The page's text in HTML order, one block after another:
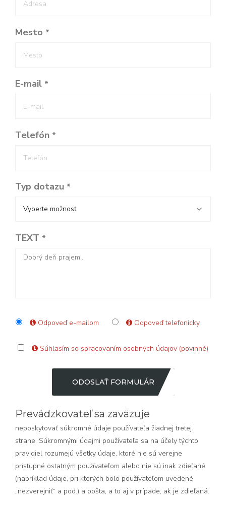
Mesto *
E-mail *
Telefón *
Typ dotazu *
TEXT *
Odpoveď e-mailom Odpoveď telefonicky
Súhlasím so spracovaním osobných údajov (povinné)
ODOSLAŤ FORMULÁR
Prevádzkovateľ sa zaväzuje
neposkytovať súkromné údaje používateľa žiadnej tretej
strane. Súkromnými údajmi používateľa sa na účely týchto
pravidiel rozumejú všetky údaje, ktoré nie sú verejne
prístupné ostatným používateľom alebo nie sú inak zdieľané
(napríklad údaje, pri ktorých bolo používateľom uvedené
„nezverejniť“ a pod.) a pošta, a to aj v prípade, ak je zdieľaná.